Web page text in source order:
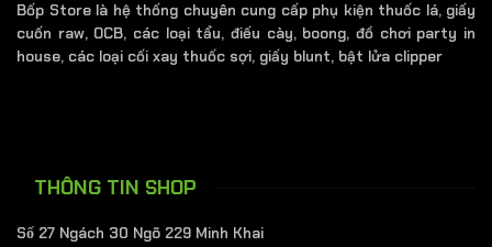
Bốp Store là hệ thống chuyên cung cấp phụ kiện thuốc lá, giấy
cuốn raw, OCB, các loại tẩu, điếu cày, boong, đồ chơi party in
house, các loại cối xay thuốc sợi, giấy blunt, bật lửa clipper
THÔNG TIN SHOP
Số 27 Ngách 30 Ngõ 229 Minh Khai